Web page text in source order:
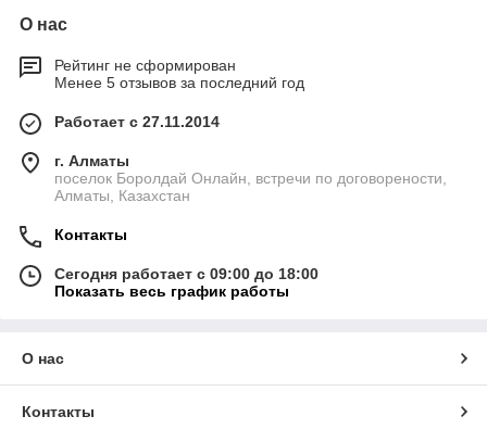
О нас
Рейтинг не сформирован
Менее 5 отзывов за последний год
Работает с 27.11.2014
г. Алматы
поселок Боролдай Онлайн, встречи по договорености,
Алматы, Казахстан
Контакты
Сегодня работает с 09:00 до 18:00
Показать весь график работы
О нас
Контакты